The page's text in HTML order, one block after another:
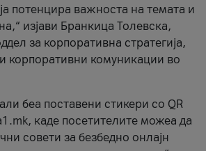
потенцира важноста на темата и
изјави Бранкица Толевска,
за корпоративна стратегија,
корпоративни комуникации во
беа поставени стикери со QR
каде посетителите можеа да
совети за безбедно онлајн